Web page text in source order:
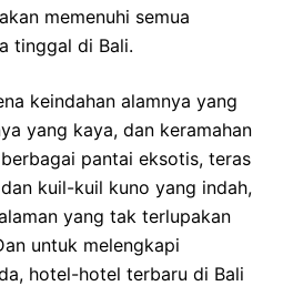
memenuhi semua
tinggal di Bali.
keindahan alamnya yang
yang kaya, dan keramahan
pantai eksotis, teras
kuil-kuil kuno yang indah,
yang tak terlupakan
untuk melengkapi
hotel-hotel terbaru di Bali